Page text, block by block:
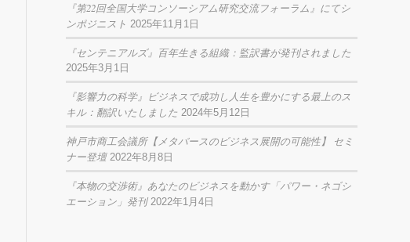
『第22回全国大学コンソーシアム研究交流フォーラム』にてシ
ンポジニスト 2025年11月1日
『センテニアルズ』百年生きる組織：監訳書が発刊されました
2025年3月1日
『影響力の科学』ビジネスで成功し人生を豊かにする最上のス
キル：翻訳いたしました 2024年5月12日
神戸市商工会議所【メタバースのビジネス展開の可能性】 セミ
ナー登壇 2022年8月8日
『本物の交渉術』あなたのビジネスを動かす「パワー・ネゴシ
エーション」発刊 2022年1月4日